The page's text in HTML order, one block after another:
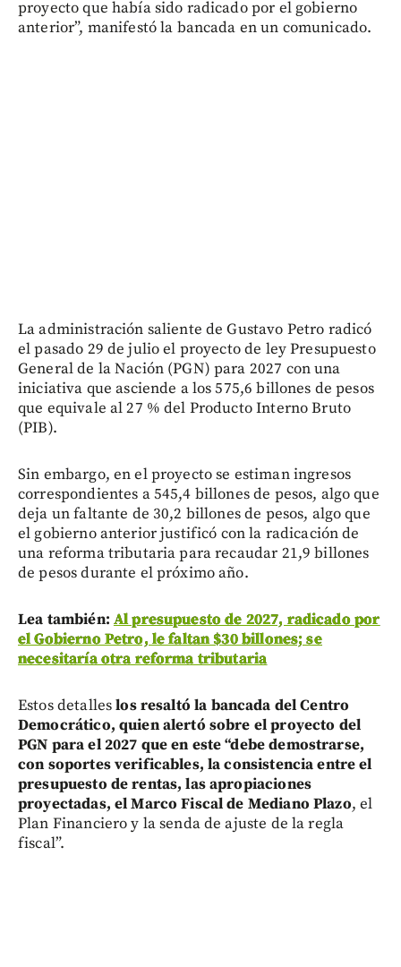
proyecto que había sido radicado por el gobierno
anterior”, manifestó la bancada en un comunicado.
La administración saliente de Gustavo Petro radicó
el pasado 29 de julio el proyecto de ley Presupuesto
General de la Nación (PGN) para 2027 con una
iniciativa que asciende a los 575,6 billones de pesos
que equivale al 27 % del Producto Interno Bruto
(PIB).
Sin embargo, en el proyecto se estiman ingresos
correspondientes a 545,4 billones de pesos, algo que
deja un faltante de 30,2 billones de pesos, algo que
el gobierno anterior justificó con la radicación de
una reforma tributaria para recaudar 21,9 billones
de pesos durante el próximo año.
Lea también: Al presupuesto de 2027, radicado por
el Gobierno Petro, le faltan $30 billones; se
necesitaría otra reforma tributaria
Estos detalleslos resaltó la bancada del Centro
Democrático, quien alertó sobre el proyecto del
PGN para el 2027 que en este “debe demostrarse,
con soportes verificables, la consistencia entre el
presupuesto de rentas, las apropiaciones
proyectadas, el Marco Fiscal de Mediano Plazo, el
Plan Financiero y la senda de ajuste de la regla
fiscal”.